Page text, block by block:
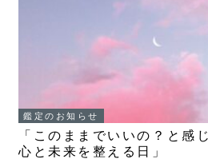
鑑定のお知らせ
「このままでいいの？と感
心と未来を整える日」